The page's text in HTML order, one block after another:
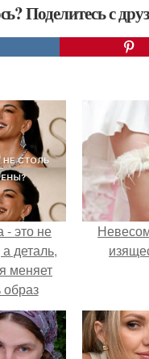
Поделитесь с
- это не
деталь,
меняет
образ